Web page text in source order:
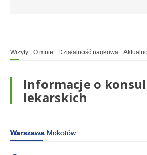
Wizyty O mnie Działalność naukowa
Informacje o
lekarskich
Warszawa Mokotów